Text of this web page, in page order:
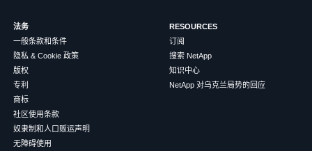
法务
一般条款和条件
隐私 & Cookie 政策
版权
专利
商标
社区使用条款
奴隶制和人口贩运声明
无障碍使用
RESOURCES
订阅
搜索 NetApp
知识中心
NetApp 对乌克兰局势的回应